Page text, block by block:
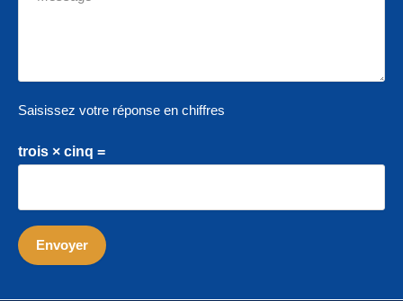
Saisissez votre réponse en chiffres
trois × cinq =